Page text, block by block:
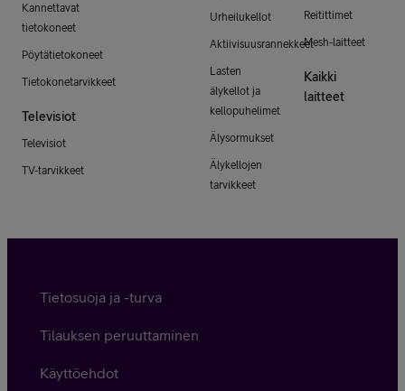
Kannettavat
tietokoneet
Pöytätietokoneet
Tietokonetarvikkeet
Televisiot
Televisiot
TV-tarvikkeet
Urheilukellot
Aktiivisuusrannekkeet
Lasten
älykellot ja
kellopuhelimet
Älysormukset
Älykellojen
tarvikkeet
Reitittimet
Mesh-laitteet
Kaikki
laitteet
Tietosuoja ja -turva
Tilauksen peruuttaminen
Käyttöehdot